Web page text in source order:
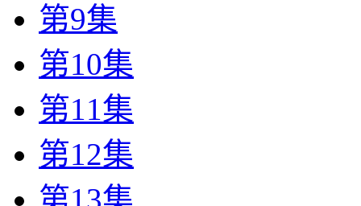
第9集
第10集
第11集
第12集
第13集